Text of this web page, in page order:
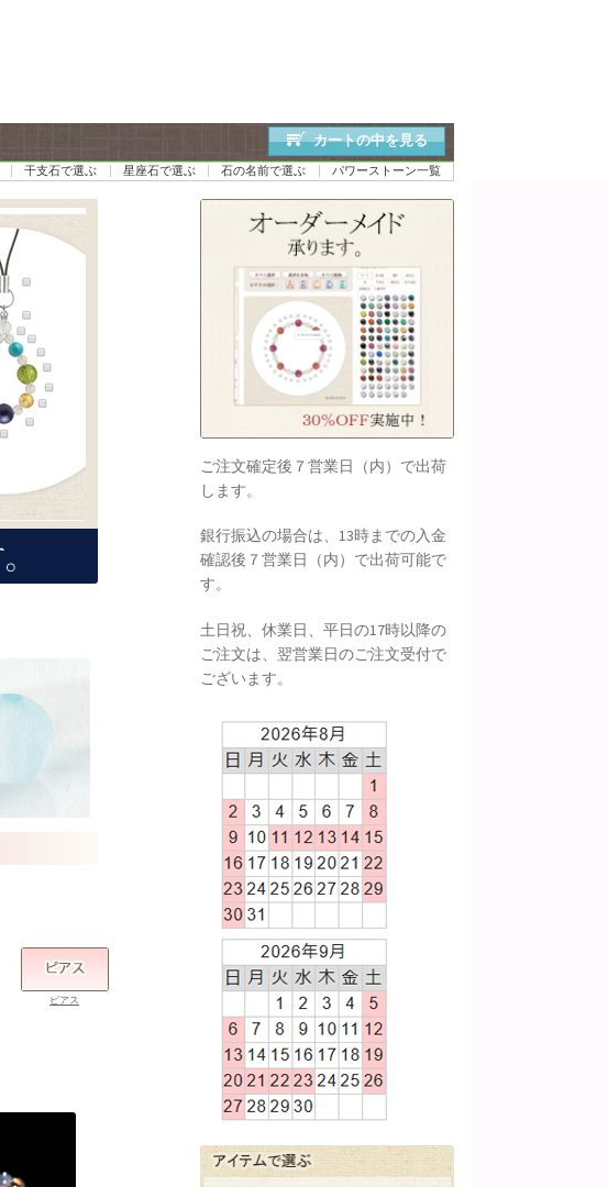
カートの中を見る
干支石で選ぶ 星座石で選ぶ 石の名前で選ぶ パワーストーン一覧
ピアス
ご注文確定後７営業日（内）で出荷
します。
銀行振込の場合は、13時までの入金
確認後７営業日（内）で出荷可能で
す。
土日祝、休業日、平日の17時以降の
ご注文は、翌営業日のご注文受付で
ございます。